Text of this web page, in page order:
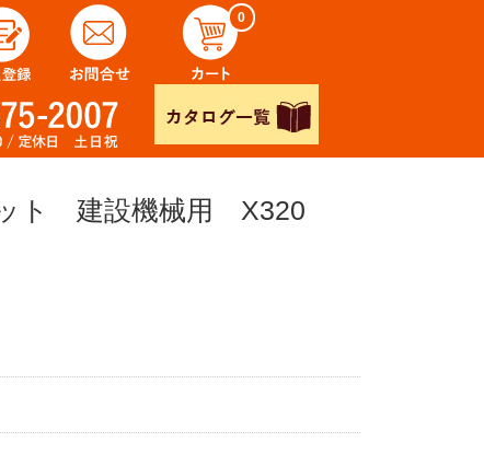
0
ト 建設機械用 X320